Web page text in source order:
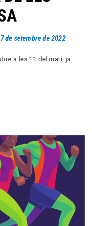
de setembre de 2022
a les 11 del matí, ja